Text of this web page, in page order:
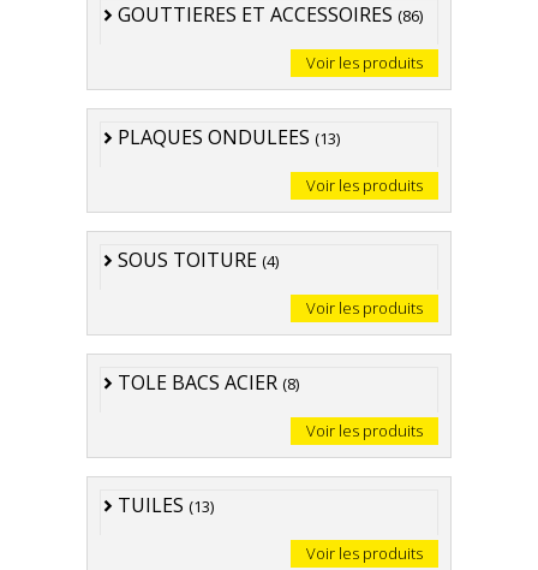
GOUTTIERES ET ACCESSOIRES (86)
Voir les produits
PLAQUES ONDULEES (13)
Voir les produits
SOUS TOITURE (4)
Voir les produits
TOLE BACS ACIER (8)
Voir les produits
TUILES (13)
Voir les produits